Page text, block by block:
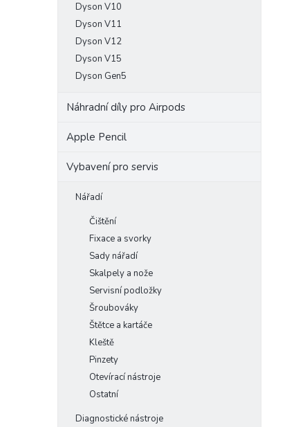
Dyson V10
Dyson V11
Dyson V12
Dyson V15
Dyson Gen5
Náhradní díly pro Airpods
Apple Pencil
Vybavení pro servis
Nářadí
Čištění
Fixace a svorky
Sady nářadí
Skalpely a nože
Servisní podložky
Šroubováky
Štětce a kartáče
Kleště
Pinzety
Otevírací nástroje
Ostatní
Diagnostické nástroje